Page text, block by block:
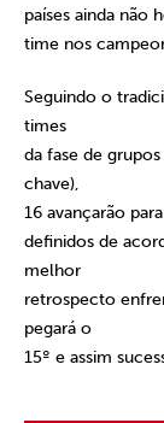
países ainda não
time nos
Seguindo o
times
da fase de
chave),
16 avançarão
definidos de
melhor
retrospecto
pegará o
15º e assim